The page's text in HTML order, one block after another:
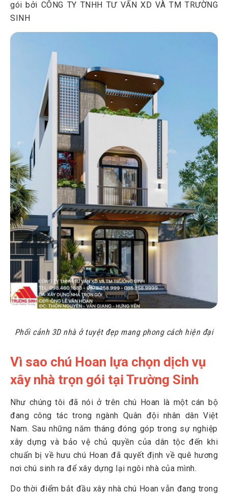
gói bởi CÔNG TY TNHH TƯ VẤN XD VÀ TM TRƯỜNG
SINH
Phối cảnh 3D nhà ở tuyệt đẹp mang phong cách hiện đại
Vì sao chú Hoan lựa chọn dịch vụ
xây nhà trọn gói tại Trường Sinh
Như chúng tôi đã nói ở trên chú Hoan là một cán bộ
đang công tác trong ngành Quân đội nhân dân Việt
Nam. Sau những năm tháng đóng góp trong sự nghiệp
xây dựng và bảo vệ chủ quyền của dân tộc đến khi
chuẩn bị về hưu chú Hoan đã quyết định về quê hương
nơi chú sinh ra để xây dựng lại ngôi nhà của mình.
Do thời điểm bắt đầu xây nhà chú Hoan vẫn đang trong